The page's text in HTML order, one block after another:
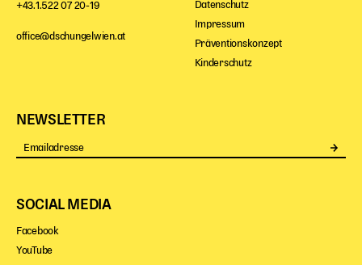
+43.1.522 07 20-19
office@dschungelwien.at
Datenschutz
Impressum
Präventionskonzept
Kinderschutz
NEWSLETTER
SOCIAL MEDIA
Facebook
YouTube